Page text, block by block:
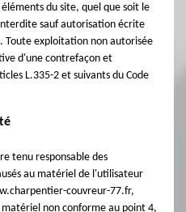
du site, quel que soit le
sauf autorisation écrite
Toute exploitation non autorisée
d'une contrefaçon et
L.335-2 et suivants du Code
tenu responsable des
au matériel de l'utilisateur
couvreur-77.fr,
non conforme au point 4,